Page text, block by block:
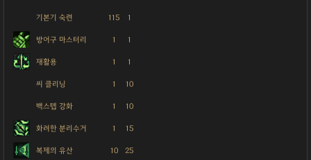
기본기 숙련 115 1
방어구 마스터리 1 1
재활용 1 1
씨 클리닝 1 10
백스텝 강화 1 10
화려한 분리수거 1 15
복제의 유산 10 25